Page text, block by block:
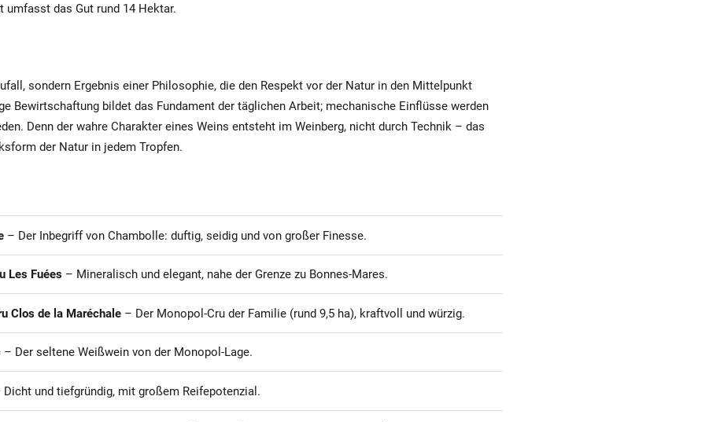
umfasst das Gut rund 14 Hektar.
sondern Ergebnis einer Philosophie, die den Respekt vor der Natur in den Mittelpunkt
Bewirtschaftung bildet das Fundament der täglichen Arbeit; mechanische Einflüsse werden
Denn der wahre Charakter eines Weins entsteht im Weinberg, nicht durch Technik – das
der Natur in jedem Tropfen.
– Der Inbegriff von Chambolle: duftig, seidig und von großer Finesse.
Les Fuées – Mineralisch und elegant, nahe der Grenze zu Bonnes-Mares.
Clos de la Maréchale – Der Monopol-Cru der Familie (rund 9,5 ha), kraftvoll und würzig.
– Der seltene Weißwein von der Monopol-Lage.
Dicht und tiefgründig, mit großem Reifepotenzial.